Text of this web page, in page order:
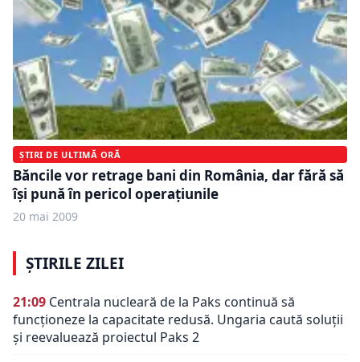
ȘTIRI DE ULTIMĂ ORĂ
Băncile vor retrage bani din România, dar fără să
îşi pună în pericol operaţiunile
20 mai 2009
ȘTIRILE ZILEI
21:09 Centrala nucleară de la Paks continuă să
funcționeze la capacitate redusă. Ungaria caută soluții
și reevaluează proiectul Paks 2